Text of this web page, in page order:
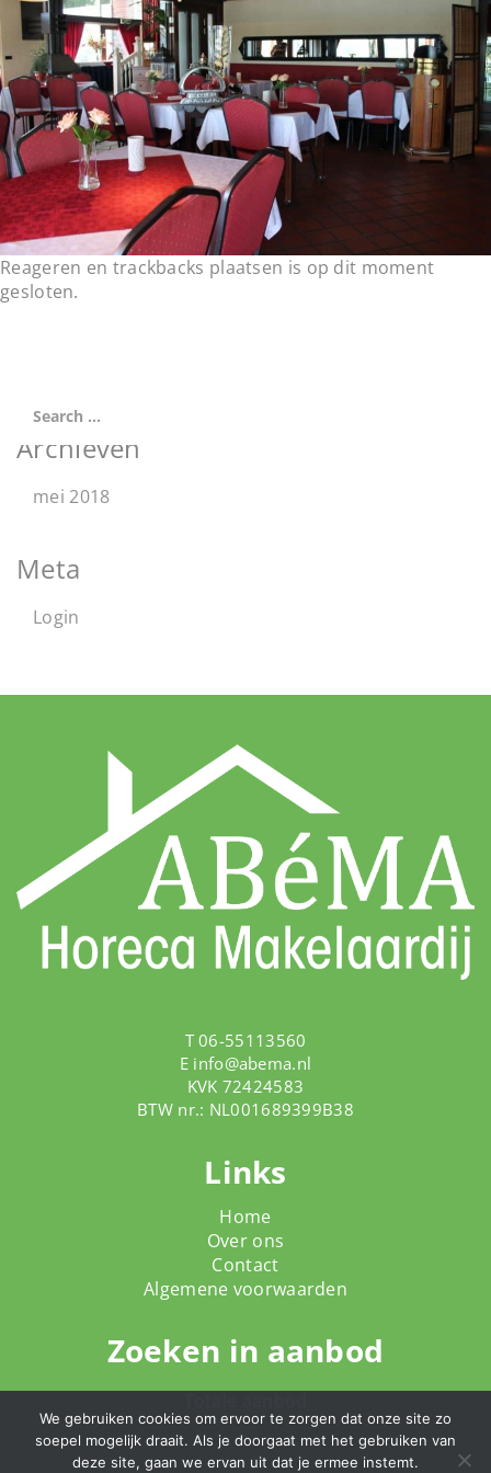
i
o
n
Reageren en trackbacks plaatsen is op dit moment
gesloten.
Archieven
mei 2018
Meta
Login
T 06-55113560
E info@abema.nl
KVK 72424583
BTW nr.: NL001689399B38
Links
Home
Over ons
Contact
Algemene voorwaarden
Zoeken in aanbod
We gebruiken cookies om ervoor te zorgen dat onze site zo
soepel mogelijk draait. Als je doorgaat met het gebruiken van
deze site, gaan we ervan uit dat je ermee instemt.